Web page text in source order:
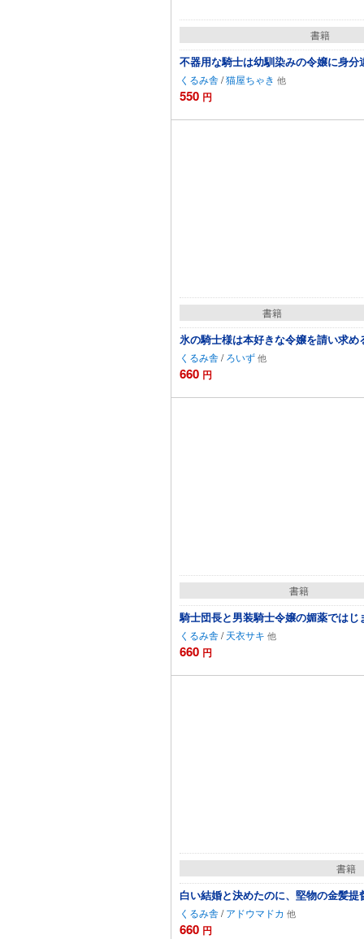
書籍
不器用な騎士は幼馴染みの令嬢に身
くるみ舎/猫屋ちゃき
550 円
書籍
氷の騎士様は本好きな令嬢を請い求め
くるみ舎/ ろいず
660 円
書籍
騎士団長と男装騎士令嬢の媚薬ではじ
くるみ舎/ 天衣サキ
660 円
書籍
白い結婚と決めたのに、堅物の金髪
くるみ舎/ アドウマドカ
660 円